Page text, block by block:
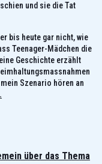
und sie die Tat
bis heute gar nicht, wie
Teenager-Mädchen die
Geschichte erzählt
Szenario hören an
über das Thema